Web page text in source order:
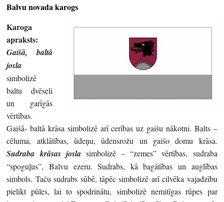
Balvu novada karogs
Karoga
apraksts:
Gaišā, baltā
josla
simbolizē
baltu dvēseli
un garīgās
vērtības.
Gaišā- baltā krāsa simbolizē arī cerības uz gaišu nākotni. Balts –
cēluma, atklātības, ūdeņu, ūdensrožu un gaišo domu krāsa.
Sudraba krāsas joslasimbolizē – “zemes” vērtības, sudraba
“spoguļus”, Balvu ezeru. Sudrabs, kā bagātības un auglības
simbols. Taču sudrabs sūbē, tāpēc simbolizē arī cilvēka vajadzību
pielikt pūles, lai to spodrinātu, simbolizē nemitīgas rūpes par